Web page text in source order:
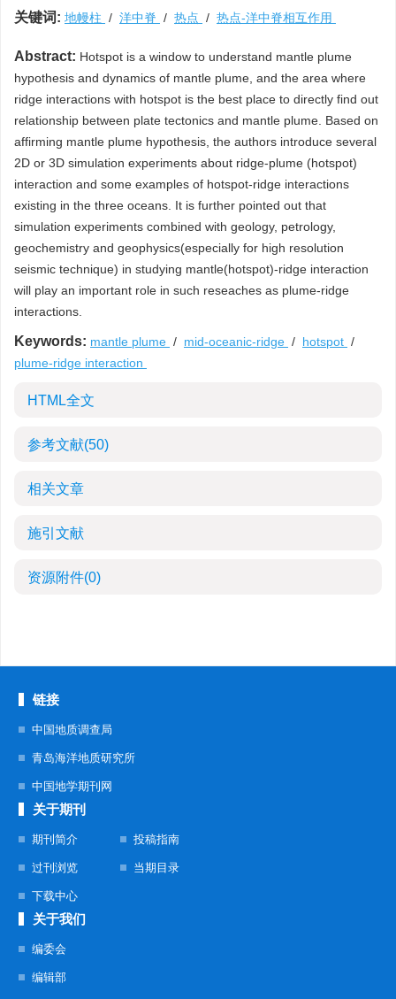
关键词: 地幔柱 / 洋中脊 / 热点 / 热点-洋中脊相互作用
Abstract: Hotspot is a window to understand mantle plume
hypothesis and dynamics of mantle plume, and the area where
ridge interactions with hotspot is the best place to directly find out
relationship between plate tectonics and mantle plume. Based on
affirming mantle plume hypothesis, the authors introduce several
2D or 3D simulation experiments about ridge-plume (hotspot)
interaction and some examples of hotspot-ridge interactions
existing in the three oceans. It is further pointed out that
simulation experiments combined with geology, petrology,
geochemistry and geophysics(especially for high resolution
seismic technique) in studying mantle(hotspot)-ridge interaction
will play an important role in such reseaches as plume-ridge
interactions.
Keywords: mantle plume / mid-oceanic-ridge / hotspot /
plume-ridge interaction
HTML全文
参考文献(50)
相关文章
施引文献
资源附件(0)
链接
中国地质调查局
青岛海洋地质研究所
中国地学期刊网
关于期刊
期刊简介 投稿指南
过刊浏览 当期目录
下载中心
关于我们
编委会
编辑部